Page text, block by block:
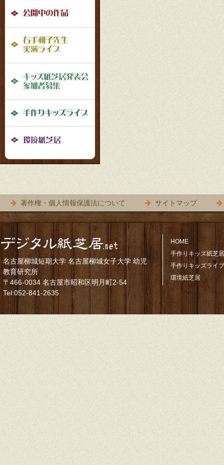
ル
ナ
ビ
ゲ
ー
シ
ン
著作権・個人情報保護法について サイトマップ
名古屋柳城短期大学 名古屋柳城女子大学 幼児
教育研究所
〒466-0034 名古屋市昭和区明月町2-54
Tel:052-841-2635
HOME
手作りキッズ紙芝
手作りキッズライブ
環境紙芝居